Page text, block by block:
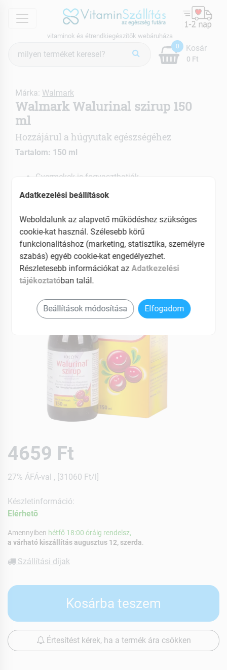
menu
vitaminok és étrendkiegészítők webáruháza
keresés
0
0 Ft
Kosár
Márka: Walmark
Walmark Walurinal szirup 150
ml
Hozzájárul a húgyutak egészségéhez
Tartalom: 150 ml
Gyermekek is fogyaszthatják
Tőzegáfonyalé koncentrátum felhasználásával
EAN: 8594003971747
4659 Ft
27% ÁFÁ-val , [31060 Ft/l]
Készletinformáció:
Elérhetõ
Amennyiben hétfő 18:00 óráig rendelsz,
a várható kiszállítás augusztus 12, szerda
Szállítási díjak
Kosárba teszem
Értesítést kérek, ha a termék ára csökken
Adatkezelési beállítások
Weboldalunk az alapvető működéshez szükséges
cookie-kat használ. Szélesebb körű
funkcionalitáshoz (marketing, statisztika, személyre
szabás) egyéb cookie-kat engedélyezhet.
Részletesebb információkat azAdatkezelési
tájékoztatóban talál.
Beállítások módosítása Elfogadom